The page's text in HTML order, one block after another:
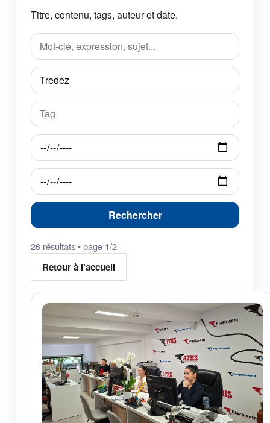
Titre, contenu, tags, auteur et date.
Rechercher
26 résultats • page 1/2
Retour à l'accueil